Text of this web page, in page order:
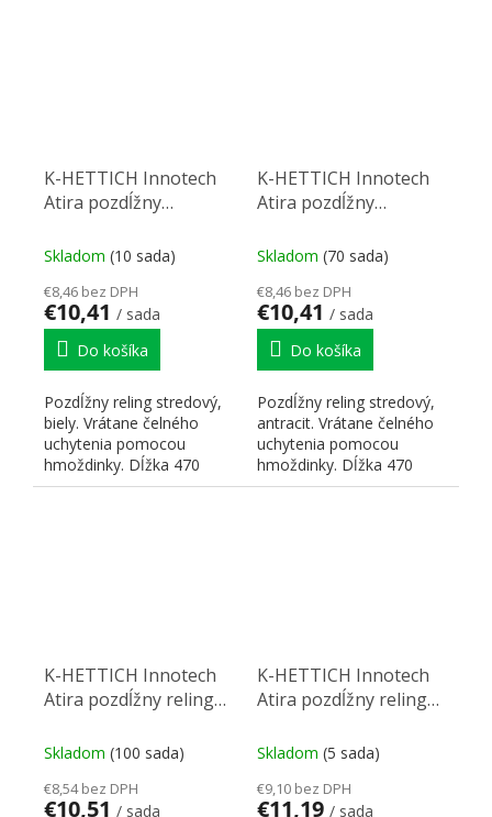
K-HETTICH Innotech
Atira pozdĺžny
biely, hmoždinka
Skladom (10 sada)
€8,46 bez DPH
€10,41 / sada
Do košíka
Pozdĺžny reling stredový,
biely. Vrátane čelného
uchytenia pomocou
hmoždinky. Dĺžka 470
mm.
K-HETTICH Innotech
Atira pozdĺžny
antracit, hmoždinka
Skladom (70 sada)
€8,46 bez DPH
€10,41 / sada
Do košíka
Pozdĺžny reling stredový,
antracit. Vrátane čelného
uchytenia pomocou
hmoždinky. Dĺžka 470
mm.
K-HETTICH Innotech
Atira pozdĺžny reling
Skladom (100 sada)
€8,54 bez DPH
€10,51 / sada
K-HETTICH Innotech
Atira pozdĺžny reling
hmoždinka
Skladom (5 sada)
€9,10 bez DPH
€11,19 / sada